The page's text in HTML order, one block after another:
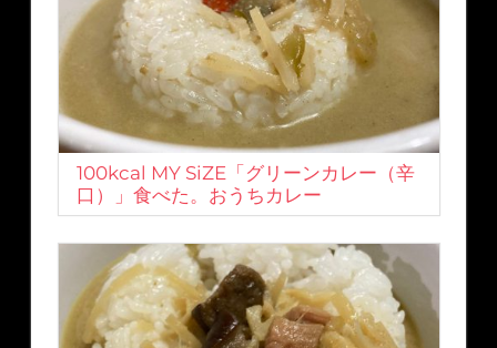
100kcal MY SiZE「グリーンカレー（辛
口）」食べた。おうちカレー